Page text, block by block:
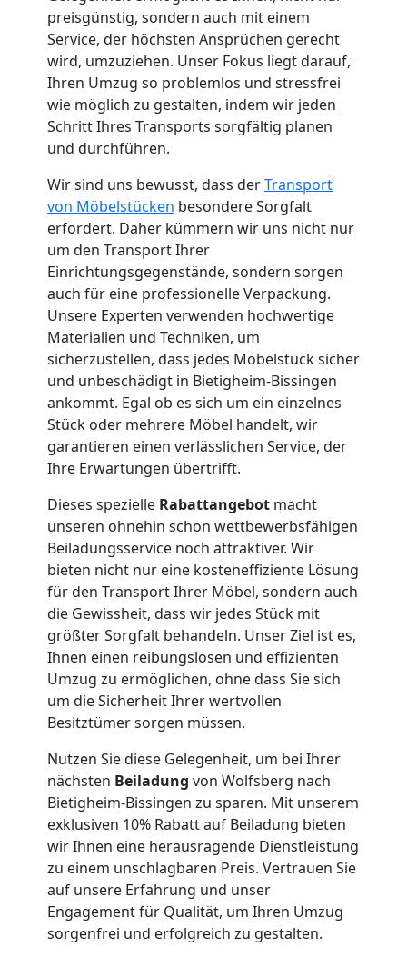
preisgünstig, sondern auch mit einem
Service, der höchsten Ansprüchen gerecht
wird, umzuziehen. Unser Fokus liegt darauf,
Ihren Umzug so problemlos und stressfrei
wie möglich zu gestalten, indem wir jeden
Schritt Ihres Transports sorgfältig planen
und durchführen.
Wir sind uns bewusst, dass derTransport
von Möbelstücken besondere Sorgfalt
erfordert. Daher kümmern wir uns nicht nur
um den Transport Ihrer
Einrichtungsgegenstände, sondern sorgen
auch für eine professionelle Verpackung.
Unsere Experten verwenden hochwertige
Materialien und Techniken, um
sicherzustellen, dass jedes Möbelstück sicher
und unbeschädigt in Bietigheim-Bissingen
ankommt. Egal ob es sich um ein einzelnes
Stück oder mehrere Möbel handelt, wir
garantieren einen verlässlichen Service, der
Ihre Erwartungen übertrifft.
Dieses spezielle Rabattangebot macht
unseren ohnehin schon wettbewerbsfähigen
Beiladungsservice noch attraktiver. Wir
bieten nicht nur eine kosteneffiziente Lösung
für den Transport Ihrer Möbel, sondern auch
die Gewissheit, dass wir jedes Stück mit
größter Sorgfalt behandeln. Unser Ziel ist es,
Ihnen einen reibungslosen und effizienten
Umzug zu ermöglichen, ohne dass Sie sich
um die Sicherheit Ihrer wertvollen
Besitztümer sorgen müssen.
Nutzen Sie diese Gelegenheit, um bei Ihrer
nächsten Beiladung von Wolfsberg nach
Bietigheim-Bissingen zu sparen. Mit unserem
exklusiven 10% Rabatt auf Beiladung bieten
wir Ihnen eine herausragende Dienstleistung
zu einem unschlagbaren Preis. Vertrauen Sie
auf unsere Erfahrung und unser
Engagement für Qualität, um Ihren Umzug
sorgenfrei und erfolgreich zu gestalten.
Küchenumzug
Wolfsberg
Umzug
und
Lagerung
Wolfsberg
Full-
Service-
Umzug
Wolfsberg
Qualitäts-
Umzüge
Wolfsberg
Vereinsumzug
Wolfsberg
Anfrage
Möbeltransport
National